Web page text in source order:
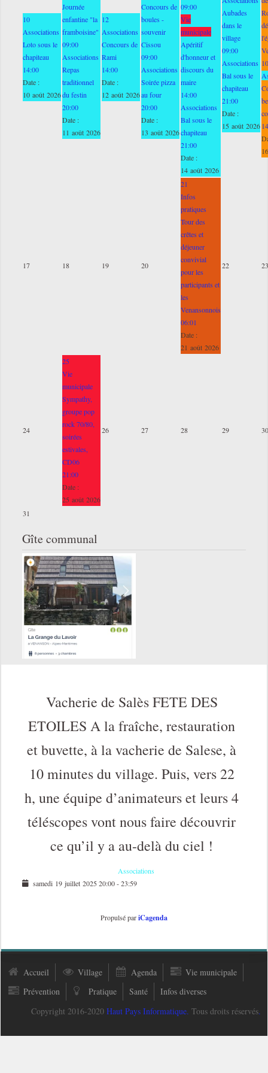
10
Associations
Loto sous le
chapiteau
14:00
Date :
10 août 2026
Journée
enfantine "la
framboisine"
09:00
Associations
Repas
traditionnel
du festin
20:00
Date :
11 août 2026
12
Associations
Concours de
Rami
14:00
Date :
12 août 2026
Concours de
boules -
souvenir
Cissou
09:00
Associations
Soirée pizza
au four
20:00
Date :
13 août 2026
09:00
Vie
municipale
Apéritif
d'honneur et
discours du
maire
14:00
Associations
Bal sous le
chapiteau
21:00
Date :
14 août 2026
Aubades
dans le
village
09:00
Associations
Bal sous le
chapiteau
21:00
Date :
15 août 2026
17 18 19 20
21
Infos
pratiques
Tour des
crêtes et
déjeuner
convivial
pour les
participants et
les
Venansonnois
06:01
Date :
21 août 2026
22
24
25
Vie
municipale
Sympathy,
groupe pop
rock 70/80,
soirées
estivales,
CD06
21:00
Date :
25 août 2026
26 27 28 29
31
Gîte communal
Vacherie de Salès FETE DES
ETOILES A la fraîche, restauration
et buvette, à la vacherie de Salese, à
10 minutes du village. Puis, vers 22
h, une équipe d’animateurs et leurs 4
téléscopes vont nous faire découvrir
ce qu’il y a au-delà du ciel !
Associations
samedi 19 juillet 2025 20:00-23:59
Propulsé pariCagenda
Accueil Village Agenda
Vie municipale
Prévention
Pratique Santé
Infos diverses
Copyright 2016-2020 Haut Pays Informatique. Tous droits réservés.